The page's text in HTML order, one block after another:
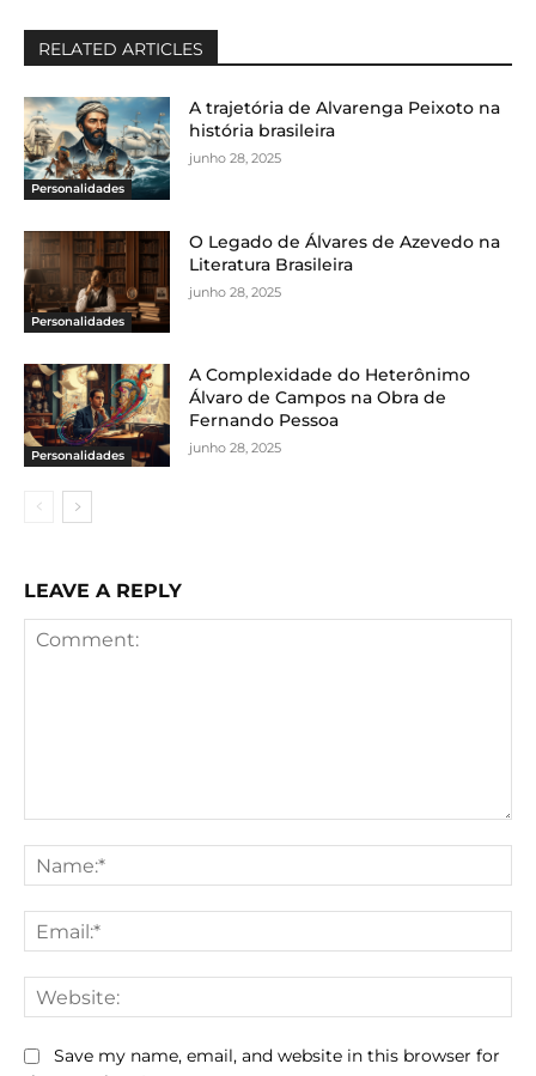
RELATED ARTICLES
Personalidades
A trajetória de Alvarenga Peixoto na
história brasileira
junho 28, 2025
Personalidades
O Legado de Álvares de Azevedo na
Literatura Brasileira
junho 28, 2025
Personalidades
A Complexidade do Heterônimo
Álvaro de Campos na Obra de
Fernando Pessoa
junho 28, 2025
LEAVE A REPLY
Save my name, email, and website in this browser for